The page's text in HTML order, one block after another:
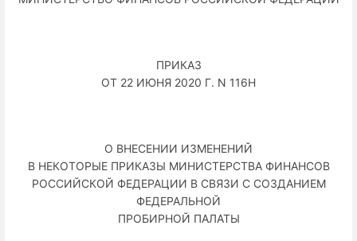
ПРИКАЗ
ОТ 22 ИЮНЯ 2020 Г. N 116Н
О ВНЕСЕНИИ ИЗМЕНЕНИЙ
В НЕКОТОРЫЕ ПРИКАЗЫ МИНИСТЕРСТВА ФИНАНСОВ
РОССИЙСКОЙ ФЕДЕРАЦИИ В СВЯЗИ С СОЗДАНИЕМ
ФЕДЕРАЛЬНОЙ
ПРОБИРНОЙ ПАЛАТЫ